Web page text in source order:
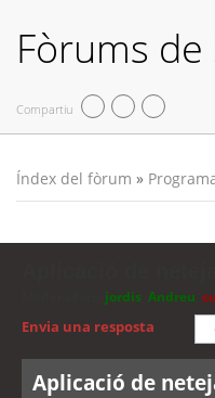
Fòrums de
Compartiu
Índex del fòrum »
jordis Andreu
Envia una resposta
Aplicació de